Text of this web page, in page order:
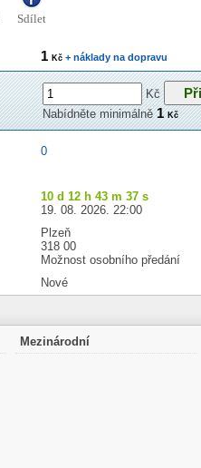
Sdílet
1Kč + náklady na dopravu
Kč
Nabídněte minimálně1Kč
0
10 d 12 h 43 m 37 s
19. 08. 2026. 22:00
Plzeň
318 00
Možnost osobního předání
Nové
Mezinárodní